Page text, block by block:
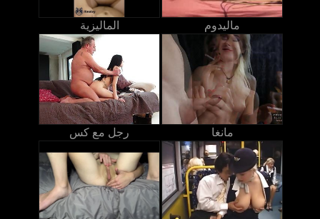
الماليزية ماليدوم
رجل مع كس مانغا